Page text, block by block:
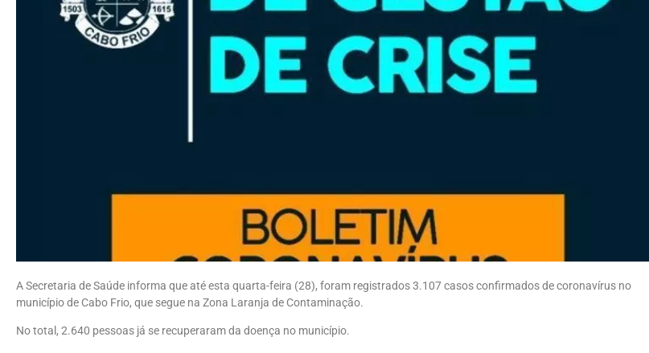
A Secretaria de Saúde informa que até esta quarta-feira (28), foram registrados 3.107 casos confirmados de coronavírus no
município de Cabo Frio, que segue na Zona Laranja de Contaminação.
No total, 2.640 pessoas já se recuperaram da doença no município.